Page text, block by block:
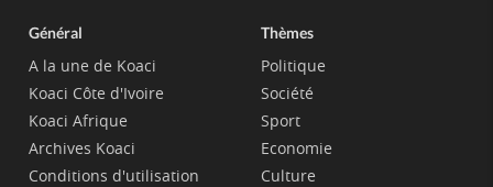
Général
A la une de Koaci
Koaci Côte d'Ivoire
Koaci Afrique
Archives Koaci
Conditions d'utilisation
Thèmes
Politique
Société
Sport
Economie
Culture